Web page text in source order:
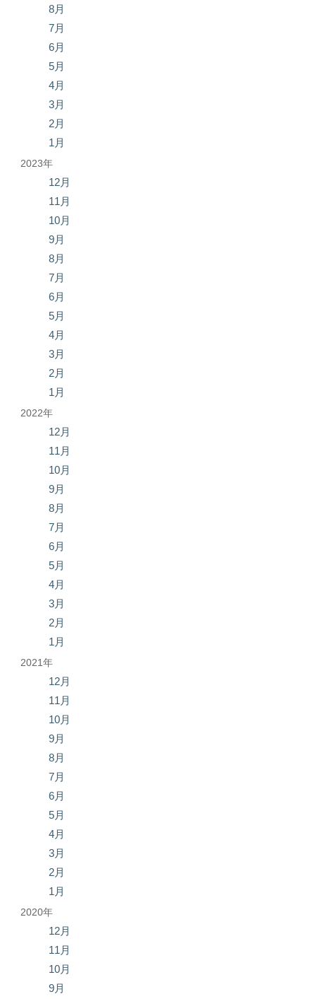
8月
7月
6月
5月
4月
3月
2月
1月
2023年
12月
11月
10月
9月
8月
7月
6月
5月
4月
3月
2月
1月
2022年
12月
11月
10月
9月
8月
7月
6月
5月
4月
3月
2月
1月
2021年
12月
11月
10月
9月
8月
7月
6月
5月
4月
3月
2月
1月
2020年
12月
11月
10月
9月